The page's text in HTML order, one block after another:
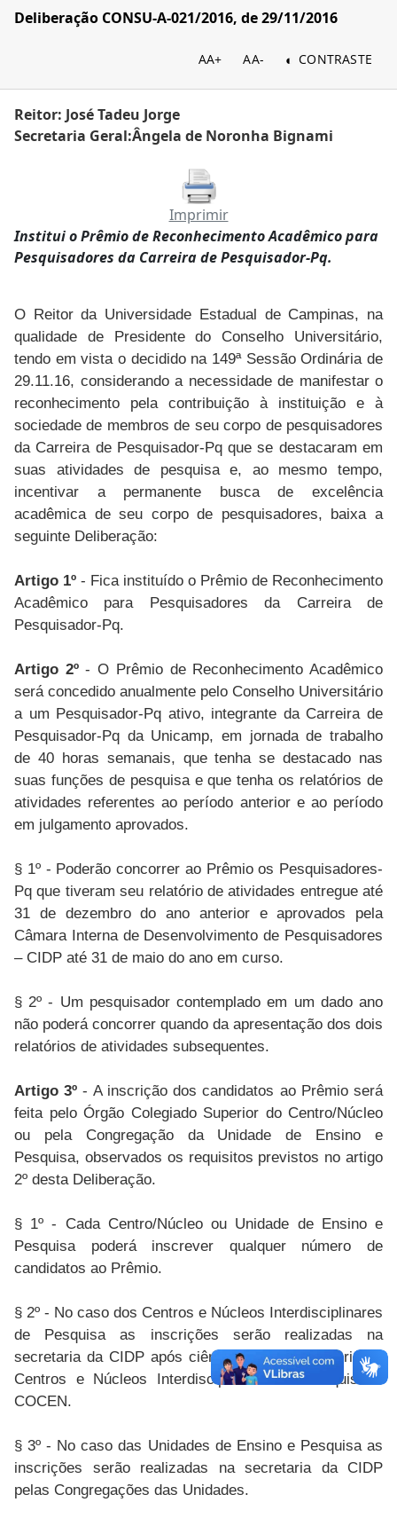
Deliberação CONSU-A-021/2016, de 29/11/2016
AA+ AA- CONTRASTE
Reitor: José Tadeu Jorge
Secretaria Geral:Ângela de Noronha Bignami
Imprimir
Institui o Prêmio de Reconhecimento Acadêmico para
Pesquisadores da Carreira de Pesquisador-Pq.
O Reitor da Universidade Estadual de Campinas, na
qualidade de Presidente do Conselho Universitário,
tendo em vista o decidido na 149ª Sessão Ordinária de
29.11.16, considerando a necessidade de manifestar o
reconhecimento pela contribuição à instituição e à
sociedade de membros de seu corpo de pesquisadores
da Carreira de Pesquisador-Pq que se destacaram em
suas atividades de pesquisa e, ao mesmo tempo,
incentivar a permanente busca de excelência
acadêmica de seu corpo de pesquisadores, baixa a
seguinte Deliberação:
Artigo 1º - Fica instituído o Prêmio de Reconhecimento
Acadêmico para Pesquisadores da Carreira de
Pesquisador-Pq.
Artigo 2º- O Prêmio de Reconhecimento Acadêmico
será concedido anualmente pelo Conselho Universitário
a um Pesquisador-Pq ativo, integrante da Carreira de
Pesquisador-Pq da Unicamp, em jornada de trabalho
de 40 horas semanais, que tenha se destacado nas
suas funções de pesquisa e que tenha os relatórios de
atividades referentes ao período anterior e ao período
em julgamento aprovados.
§ 1º - Poderão concorrer ao Prêmio os Pesquisadores-
Pq que tiveram seu relatório de atividades entregue até
31 de dezembro do ano anterior e aprovados pela
Câmara Interna de Desenvolvimento de Pesquisadores
– CIDP até 31 de maio do ano em curso.
§ 2º - Um pesquisador contemplado em um dado ano
não poderá concorrer quando da apresentação dos dois
relatórios de atividades subsequentes.
Artigo 3º - A inscrição dos candidatos ao Prêmio será
feita pelo Órgão Colegiado Superior do Centro/Núcleo
ou pela Congregação da Unidade de Ensino e
Pesquisa, observados os requisitos previstos no artigo
2º desta Deliberação.
§ 1º - Cada Centro/Núcleo ou Unidade de Ensino e
Pesquisa poderá inscrever qualquer número de
candidatos ao Prêmio.
§ 2º - No caso dos Centros e Núcleos Interdisciplinares
de Pesquisa as inscrições serão realizadas na
secretaria da CIDP após ciência da Coordenadoria de
Centros e Núcleos Interdisciplinares de Pesquisa –
COCEN.
§ 3º - No caso das Unidades de Ensino e Pesquisa as
inscrições serão realizadas na secretaria da CIDP
pelas Congregações das Unidades.